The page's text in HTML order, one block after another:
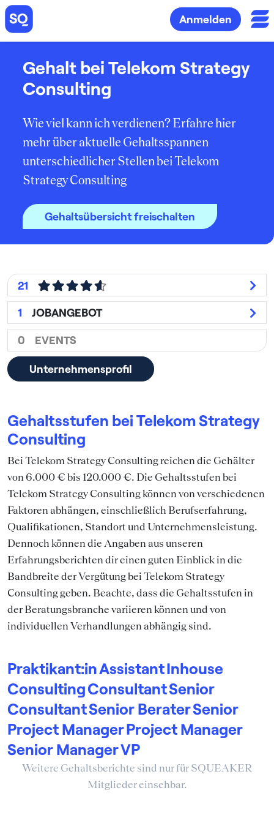
Anmelden
Gehalt bei Telekom Strategy
Consulting
Wie viel kann ich verdienen? Erfahre hier
mehr über aktuelle Gehaltsspannen
unterschiedlicher Stellen bei Telekom
Strategy Consulting
Gehaltsübersicht freischalten
21
1 JOBANGEBOT
0 EVENTS
Unternehmensprofil
Gehaltsstufen bei Telekom Strategy
Consulting
Bei Telekom Strategy Consulting reichen die Gehälter
von 6.000 € bis 120.000 €. Die Gehaltsstufen bei
Telekom Strategy Consulting können von verschiedenen
Faktoren abhängen, einschließlich Berufserfahrung,
Qualifikationen, Standort und Unternehmensleistung.
Dennoch können die Angaben aus unseren
Erfahrungsberichten dir einen guten Einblick in die
Bandbreite der Vergütung bei Telekom Strategy
Consulting geben. Beachte, dass die Gehaltsstufen in
der Beratungsbranche variieren können und von
individuellen Verhandlungen abhängig sind.
Praktikant:inAssistantInhouse
ConsultingConsultantSenior
ConsultantSenior BeraterSenior
Project ManagerProject Manager
Senior ManagerVP
Weitere Gehaltsberichte sind nur für SQUEAKER
Mitglieder einsehbar.